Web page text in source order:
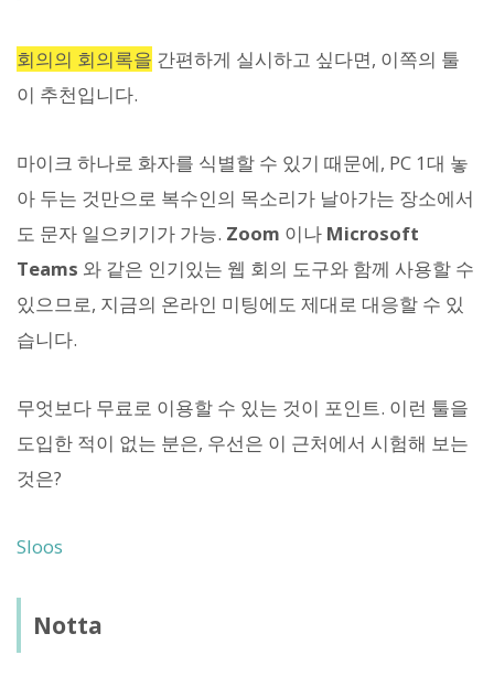
회의의 회의록을 간편하게 실시하고 싶다면, 이쪽의 툴
이 추천입니다.
마이크 하나로 화자를 식별할 수 있기 때문에, PC 1대 놓
아 두는 것만으로 복수인의 목소리가 날아가는 장소에서
도 문자 일으키기가 가능. Zoom 이나 Microsoft
Teams 와 같은 인기있는 웹 회의 도구와 함께 사용할 수
있으므로, 지금의 온라인 미팅에도 제대로 대응할 수 있
습니다.
무엇보다 무료로 이용할 수 있는 것이 포인트. 이런 툴을
도입한 적이 없는 분은, 우선은 이 근처에서 시험해 보는
것은?
Sloos
Notta